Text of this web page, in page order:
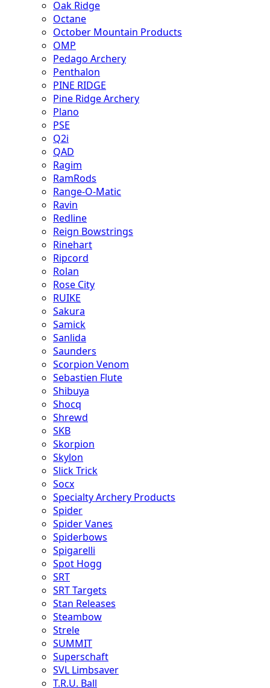
Oak Ridge
Octane
October Mountain Products
OMP
Pedago Archery
Penthalon
PINE RIDGE
Pine Ridge Archery
Plano
PSE
Q2i
QAD
Ragim
RamRods
Range-O-Matic
Ravin
Redline
Reign Bowstrings
Rinehart
Ripcord
Rolan
Rose City
RUIKE
Sakura
Samick
Sanlida
Saunders
Scorpion Venom
Sebastien Flute
Shibuya
Shocq
Shrewd
SKB
Skorpion
Skylon
Slick Trick
Socx
Specialty Archery Products
Spider
Spider Vanes
Spiderbows
Spigarelli
Spot Hogg
SRT
SRT Targets
Stan Releases
Steambow
Strele
SUMMIT
Superschaft
SVL Limbsaver
T.R.U. Ball